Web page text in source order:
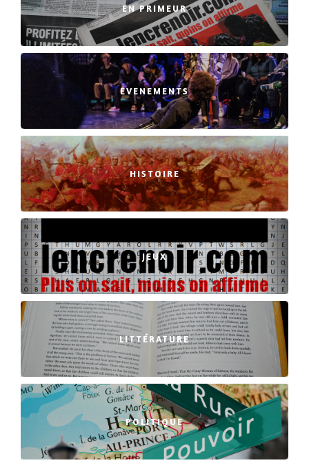
EN PRIMEUR
EVENEMENTS
HISTOIRE
JEUX
LITTÉRATURE
POLITIQUE